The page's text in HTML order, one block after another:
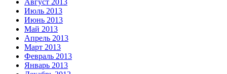
Июль 2013
Июнь 2013
Май 2013
Апрель 2013
Март 2013
Февраль 2013
Январь 2013